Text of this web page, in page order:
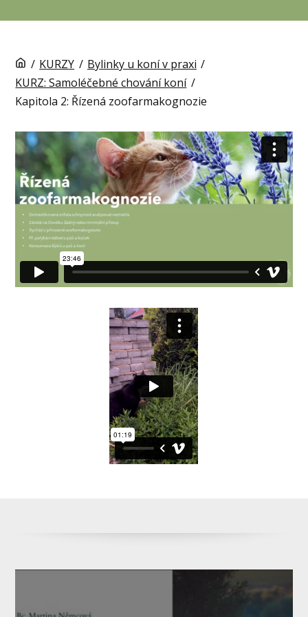
/ KURZY / Bylinky u koní v praxi /
KURZ: Samoléčebné chování koní /
Kapitola 2: Řízená zoofarmakognozie